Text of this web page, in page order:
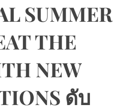
SUMMER
THE
NEW
ดับ